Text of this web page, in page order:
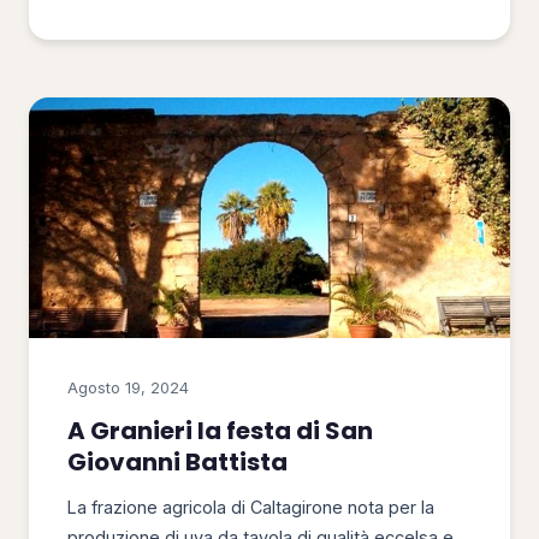
Agosto 19, 2024
A Granieri la festa di San
Giovanni Battista
La frazione agricola di Caltagirone nota per la